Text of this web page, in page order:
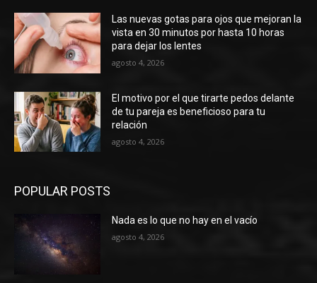
Las nuevas gotas para ojos que mejoran la
vista en 30 minutos por hasta 10 horas
para dejar los lentes
agosto 4, 2026
El motivo por el que tirarte pedos delante
de tu pareja es beneficioso para tu
relación
agosto 4, 2026
POPULAR POSTS
Nada es lo que no hay en el vacío
agosto 4, 2026